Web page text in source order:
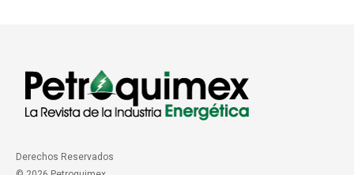
Derechos Reservados